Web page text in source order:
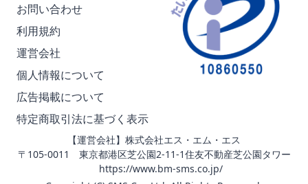
お問い合わせ
利用規約
運営会社
個人情報について
広告掲載について
特定商取引法に基づく表示
【運営会社】株式会社エス・エム・エス
〒105-0011 東京都港区芝公園2-11-1住友不動産芝公園タワー
https://www.bm-sms.co.jp/